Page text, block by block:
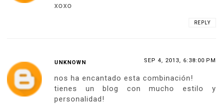
xoxo
REPLY
UNKNOWN SEP 4, 2013, 6:38:00 PM
nos ha encantado esta combinación!
tienes un blog con mucho estilo y
personalidad!